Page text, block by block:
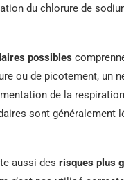
du chlorure de
possibles
ou de picotement, un
de la
sont généralement
aussi des risques plus